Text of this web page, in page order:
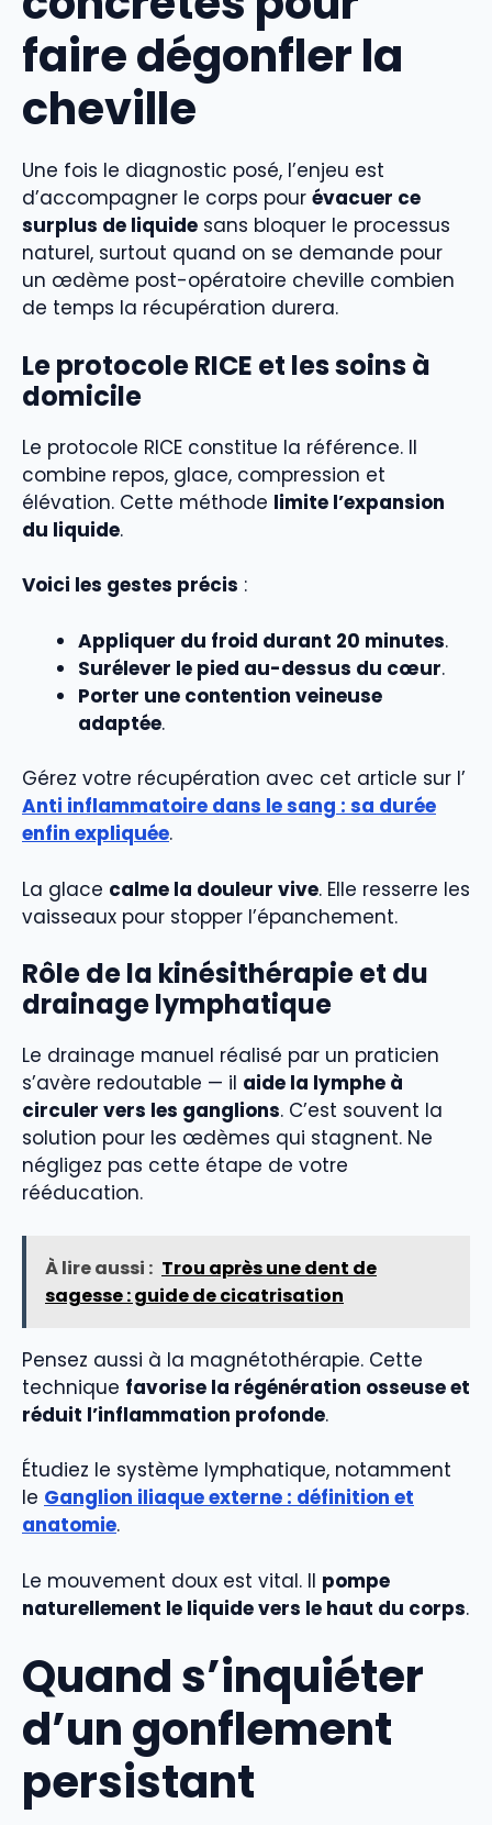
faire dégonfler la
cheville
Une fois le diagnostic posé, l’enjeu est
d’accompagner le corps pour évacuer ce
surplus de liquide sans bloquer le processus
naturel, surtout quand on se demande pour
un œdème post-opératoire cheville combien
de temps la récupération durera.
Le protocole RICE et les soins à
domicile
Le protocole RICE constitue la référence. Il
combine repos, glace, compression et
élévation. Cette méthode limite l’expansion
du liquide.
Voici les gestes précis :
Appliquer du froid durant 20 minutes.
Surélever le pied au-dessus du cœur.
Porter une contention veineuse
adaptée.
Gérez votre récupération avec cet article sur l’
Anti inflammatoire dans le sang : sa durée
enfin expliquée.
La glace calme la douleur vive. Elle resserre les
vaisseaux pour stopper l’épanchement.
Rôle de la kinésithérapie et du
drainage lymphatique
Le drainage manuel réalisé par un praticien
s’avère redoutable — il aide la lymphe à
circuler vers les ganglions. C’est souvent la
solution pour les œdèmes qui stagnent. Ne
négligez pas cette étape de votre
rééducation.
À lire aussi : Trou après une dent de
sagesse : guide de cicatrisation
Pensez aussi à la magnétothérapie. Cette
technique favorise la régénération osseuse et
réduit l’inflammation profonde.
Étudiez le système lymphatique, notamment
le Ganglion iliaque externe : définition et
anatomie.
Le mouvement doux est vital. Il pompe
naturellement le liquide vers le haut du corps.
Quand s’inquiéter
d’un gonflement
persistant